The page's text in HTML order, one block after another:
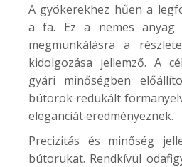
A gyökerekhez hűen a
a fa. Ez a nemes anyag
megmunkálásra a
kidolgozása jellemző. A
gyári minőségben
bútorok redukált
eleganciát eredményeznek.
Precizitás és minőség
bútorukat. Rendkívül